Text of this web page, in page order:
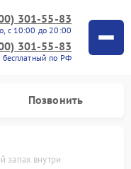
301-55-83
с 10:00 до 20:00
301-55-83
бесплатный по РФ
Позвонить
запах внутри